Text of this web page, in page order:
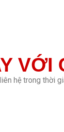
VỚI
hệ trong thời